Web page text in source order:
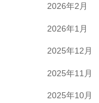
2026年2月
2026年1月
2025年12月
2025年11月
2025年10月